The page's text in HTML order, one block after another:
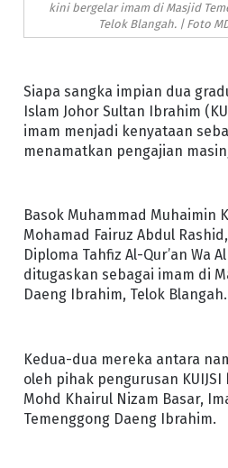
kini bergelar imam di Masjid
Telok Blangah. | Foto
Siapa sangka impian dua
Islam Johor Sultan Ibrahim
imam menjadi kenyataan
menamatkan pengajian
Basok Muhammad Muhaimin
Mohamad Fairuz Abdul
Diploma Tahfiz Al-Qur’an Wa
ditugaskan sebagai imam di
Daeng Ibrahim, Telok Blangah.
Kedua-dua mereka antara
oleh pihak pengurusan KUIJSI
Mohd Khairul Nizam Basar,
Temenggong Daeng Ibrahim.